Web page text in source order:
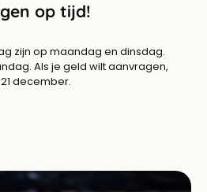
op tijd!
zijn op maandag en dinsdag.
Als je geld wilt aanvragen,
december.